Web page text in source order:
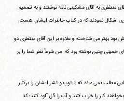
منتظری به آقای مشکینی نامه نوشتند و به تصمیم
اشکال نمودند که در کتاب خاطرات ایشان هست.
بهتر می شناخت؛ و علاوه بر این آقای منتظری دو
برکناری در تاریخ 4/1/68 به آقای خمینی چنین نوشته بود که: من شرعأ نظر شما را بر
مطلب نمی ماند که با توپ و تشر ایشان را برکنار
کار را خراب کنند و آب را گل آلود کنند؛ که